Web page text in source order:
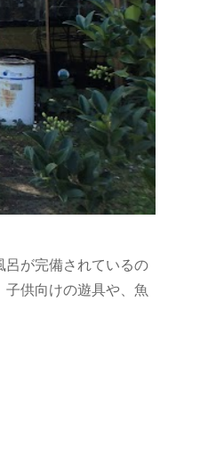
呂が完備されているの
供向けの遊具や、魚